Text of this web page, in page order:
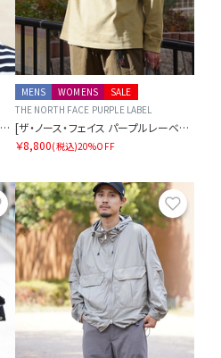
[ザ・ノース・フェイス パープルレーベル]チノフィールドキャップ
SALE
MENS
WOMENS
THE NORTH FACE PURPLE LABEL
[ザ・ノース・フェイス パープルレーベル]8オンスフィールドロングスリーブポケットティー
￥8,800(税込)20%OFF
お気に入り